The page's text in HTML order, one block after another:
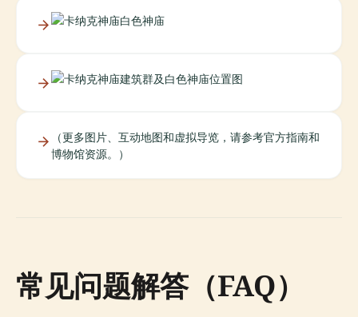
（更多图片、互动地图和虚拟导览，请参考官方指南和
博物馆资源。）
常见问题解答（FAQ）